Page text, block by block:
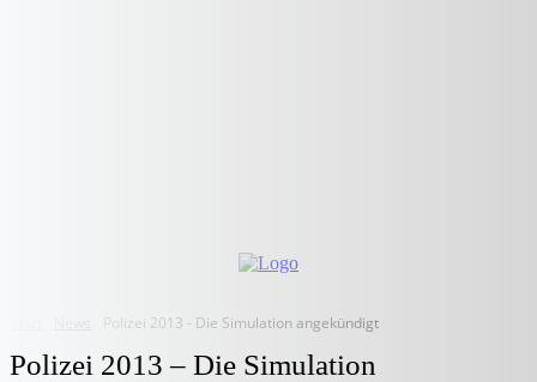
Polizei 2013 - Die Simulation angekündigt
Polizei 2013 – Die Simulation